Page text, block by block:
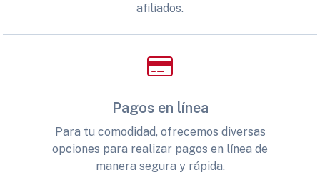
afiliados.
Pagos en línea
Para tu comodidad, ofrecemos diversas
opciones para realizar pagos en línea de
manera segura y rápida.